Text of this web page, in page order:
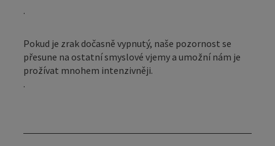
.
Pokud je zrak dočasně vypnutý, naše pozornost se
přesune na ostatní smyslové vjemy a umožní nám je
prožívat mnohem intenzivněji.
.